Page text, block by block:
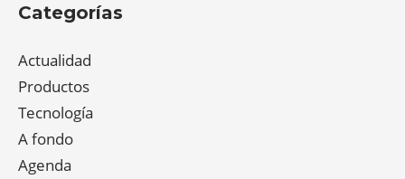
Categorías
Actualidad
Productos
Tecnología
A fondo
Agenda